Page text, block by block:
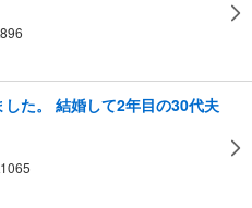
896
た。 結婚して2年目の30代夫
1065